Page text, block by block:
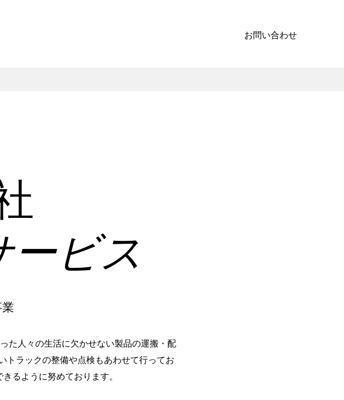
お問い合わせ
ビス
た人々の生活に欠かせない製品の運搬・配
トラックの整備や点検もあわせて行ってお
るように努めております。